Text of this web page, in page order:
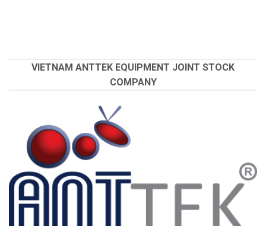
VIETNAM ANTTEK EQUIPMENT JOINT STOCK
COMPANY